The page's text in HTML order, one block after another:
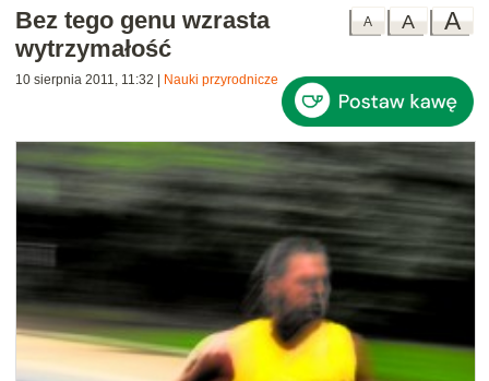
A
A
A
Bez tego genu wzrasta
wytrzymałość
10 sierpnia 2011, 11:32 Nauki przyrodnicze